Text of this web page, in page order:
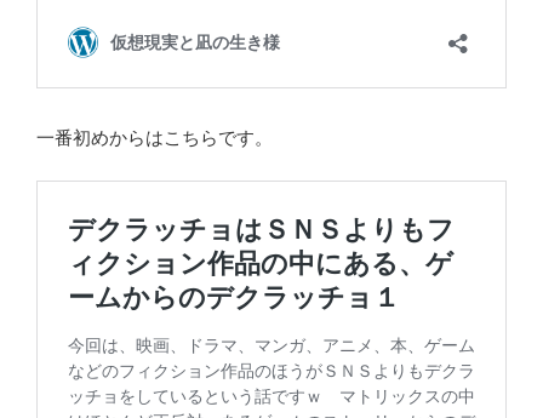
一番初めからはこちらです。